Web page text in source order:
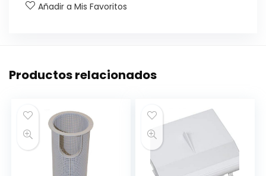
Añadir a Mis Favoritos
Productos relacionados